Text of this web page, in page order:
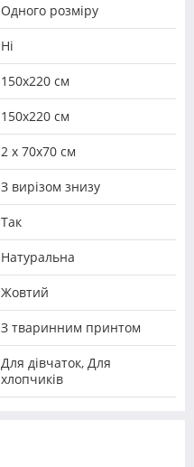
Одного розміру
Ні
150х220 см
150х220 см
2 х 70х70 см
З вирізом знизу
Так
Натуральна
Жовтий
З тваринним принтом
Для дівчаток, Для
хлопчиків